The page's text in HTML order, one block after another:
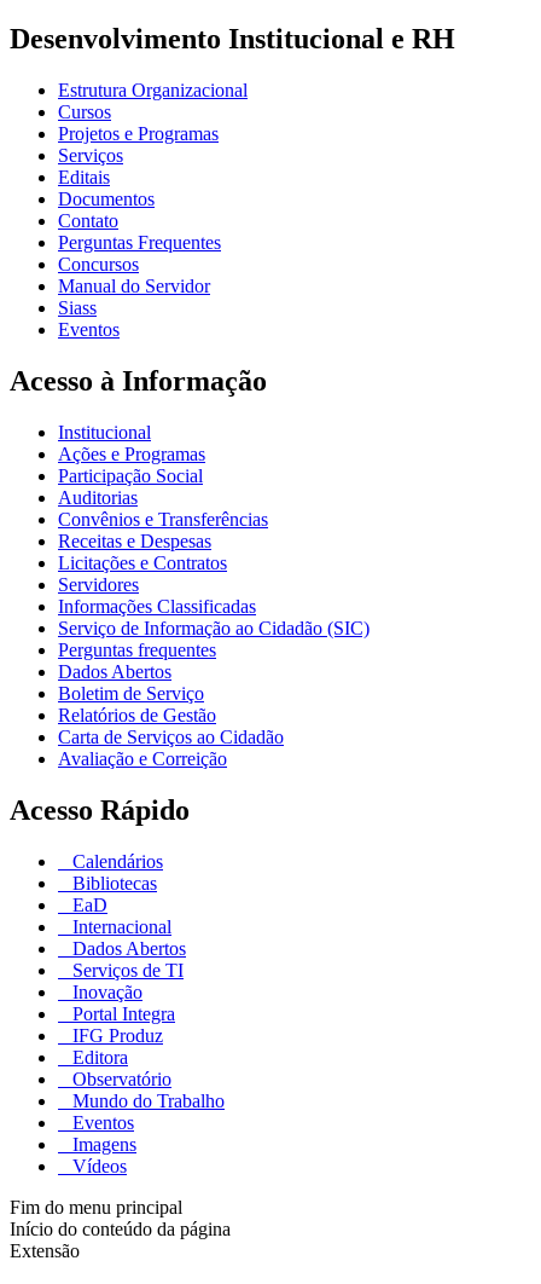
Desenvolvimento Institucional e RH
Estrutura Organizacional
Cursos
Projetos e Programas
Serviços
Editais
Documentos
Contato
Perguntas Frequentes
Concursos
Manual do Servidor
Siass
Eventos
Acesso à Informação
Institucional
Ações e Programas
Participação Social
Auditorias
Convênios e Transferências
Receitas e Despesas
Licitações e Contratos
Servidores
Informações Classificadas
Serviço de Informação ao Cidadão (SIC)
Perguntas frequentes
Dados Abertos
Boletim de Serviço
Relatórios de Gestão
Carta de Serviços ao Cidadão
Avaliação e Correição
Acesso Rápido
Calendários
Bibliotecas
EaD
Internacional
Dados Abertos
Serviços de TI
Inovação
Portal Integra
IFG Produz
Editora
Observatório
Mundo do Trabalho
Eventos
Imagens
Vídeos
Fim do menu principal
Início do conteúdo da página
Extensão